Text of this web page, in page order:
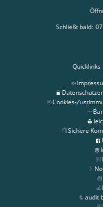
Klicken, um
Schließt bald:
Quicklinks
Cookies-
Sichere
audit